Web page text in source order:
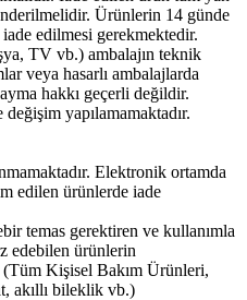
Ürünlerin 14 günde
edilmesi gerekmektedir.
TV vb.) ambalajın teknik
veya hasarlı ambalajlarda
hakkı geçerli değildir.
yapılamamaktadır.
Elektronik ortamda
edilen ürünlerde iade
temas gerektiren ve kullanımla
edebilen ürünlerin
(Tüm Kişisel Bakım Ürünleri,
akıllı bileklik vb.)